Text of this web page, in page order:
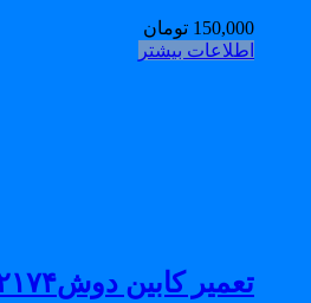
150,000 تومان
اطلاعات بیشتر
تعمیر کابین دوش۸۸۰۴۲۱۷۴